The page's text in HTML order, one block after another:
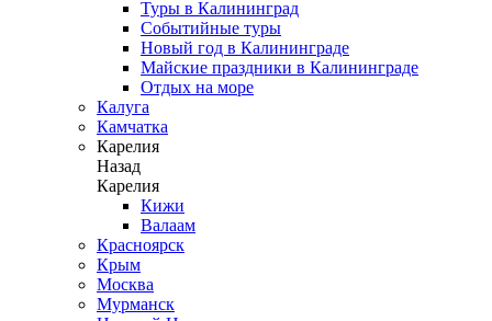
Туры в Калининград
Событийные туры
Новый год в Калининграде
Майские праздники в Калининграде
Отдых на море
Калуга
Камчатка
Карелия
Назад
Карелия
Кижи
Валаам
Красноярск
Крым
Москва
Мурманск